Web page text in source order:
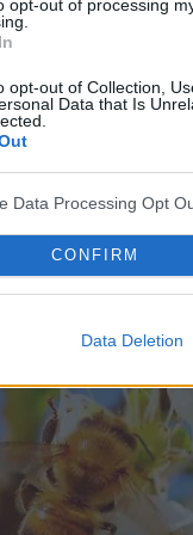
opt-out of processing
opt-out of Collection,
Data that Is
Data Processing Opt
CONFIRM
Data Deletion
z
, co związane jest z
mogą wystąpić